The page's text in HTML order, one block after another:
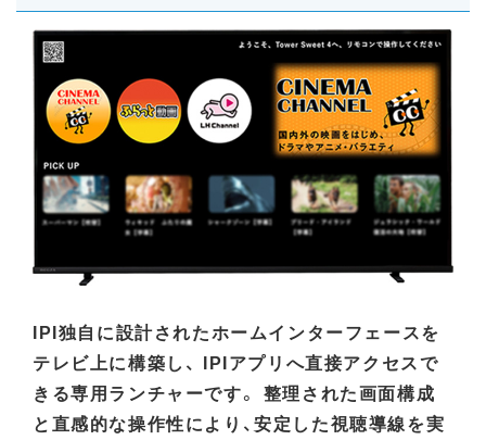
IPI独自に設計されたホームインターフェースを
テレビ上に構築し、 IPIアプリへ直接アクセスで
きる専用ランチャーです。 整理された画面構成
と直感的な操作性により、安定した視聴導線を実